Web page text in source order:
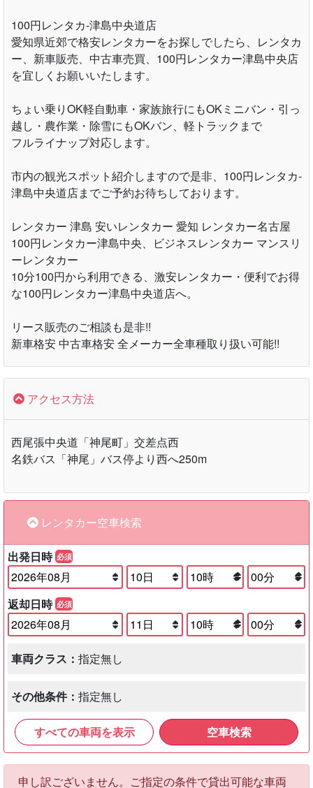
100円レンタカ-津島中央道店
愛知県近郊で格安レンタカーをお探しでしたら、レンタカ
ー、新車販売、中古車売買、100円レンタカー津島中央店
を宜しくお願いいたします。
ちょい乗りOK軽自動車・家族旅行にもOKミニバン・引っ
越し・農作業・除雪にもOKバン、軽トラックまで
フルライナップ対応します。
市内の観光スポット紹介しますので是非、100円レンタカ-
津島中央道店までご予約お待ちしております。
レンタカー 津島 安いレンタカー 愛知 レンタカー名古屋
100円レンタカー津島中央、ビジネスレンタカー マンスリ
ーレンタカー
10分100円から利用できる、激安レンタカー・便利でお得
な100円レンタカー津島中央道店へ。
リース販売のご相談も是非!!
新車格安 中古車格安 全メーカー全車種取り扱い可能!!
アクセス方法
西尾張中央道「神尾町」交差点西
名鉄バス「神尾」バス停より西へ250m
レンタカー空車検索
出発日時 必須
返却日時 必須
車両クラス： 指定無し
その他条件： 指定無し
すべての車両を表示 空車検索
申し訳ございません。ご指定の条件で貸出可能な車両